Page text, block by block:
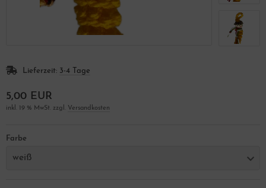
Lieferzeit: 3-4 Tage
5,00 EUR
inkl. 19 % MwSt. zzgl. Versandkosten
Farbe
weiß